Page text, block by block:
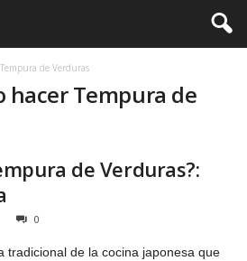
de Verduras
hacer Tempura de
de Verduras?:
0
tradicional de la cocina japonesa que